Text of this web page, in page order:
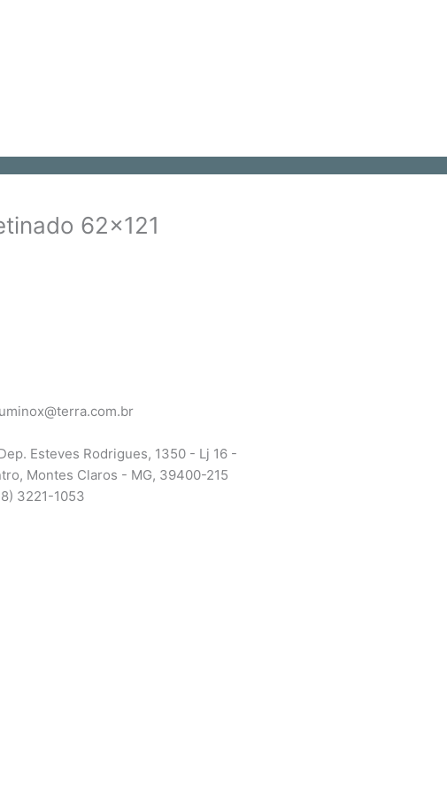
62x121
Esteves Rodrigues, 1350 - Lj 16 -
Montes Claros - MG, 39400-215
3221-1053